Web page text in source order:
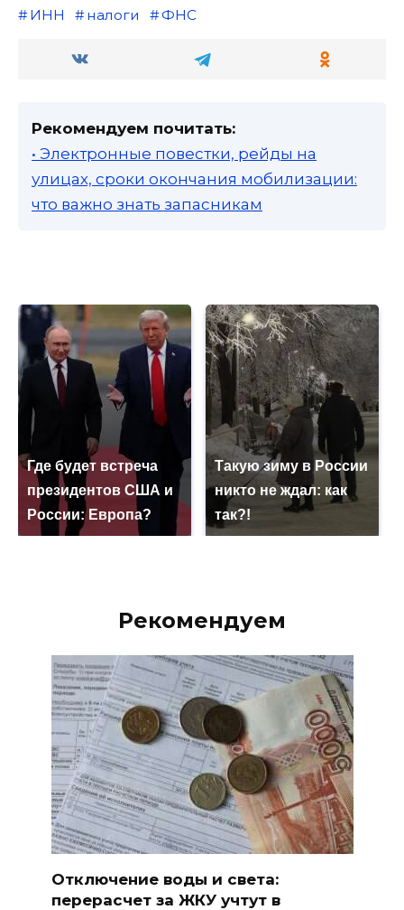
ИНН
налоги ФНС
Рекомендуем почитать:
• Электронные повестки, рейды на
улицах, сроки окончания мобилизации:
что важно знать запасникам
Где будет встреча
президентов США и
России: Европа?
Такую зиму в России
никто не ждал: как
так?!
Рекомендуем
Отключение воды и света:
перерасчет за ЖКУ учтут в